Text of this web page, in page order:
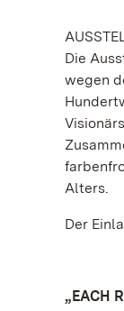
Die
wegen
Alters.
Der
„EACH